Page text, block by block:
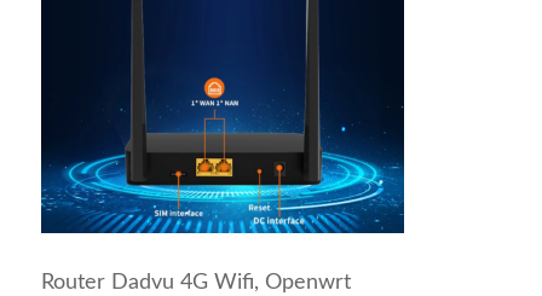
Router Dadvu 4G Wifi, Openwrt